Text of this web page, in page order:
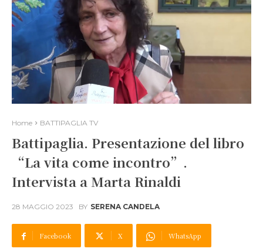
Home BATTIPAGLIA TV
Battipaglia. Presentazione del libro
“La vita come incontro”.
Intervista a Marta Rinaldi
28 MAGGIO 2023 BY SERENA CANDELA
Facebook X WhatsApp